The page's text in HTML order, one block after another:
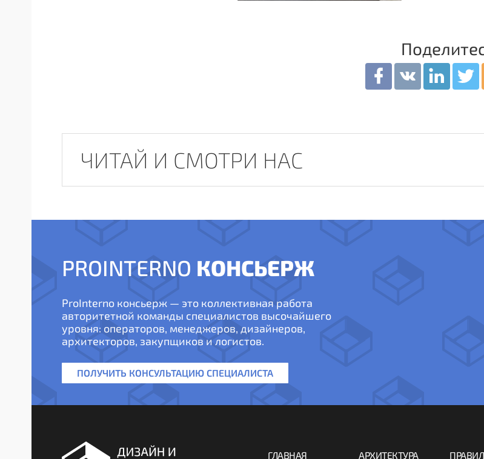
ЧИТАЙ И СМОТРИ НАС
PROINTERNO КОНСЬЕРЖ
ProInterno консьерж — это коллективная работа
авторитетной команды специалистов высочайшего
уровня: операторов, менеджеров, дизайнеров,
архитекторов, закупщиков и логистов.
ПОЛУЧИТЬ КОНСУЛЬТАЦИЮ СПЕЦИАЛИСТА
ГЛАВНАЯ АРХИТЕКТУРА